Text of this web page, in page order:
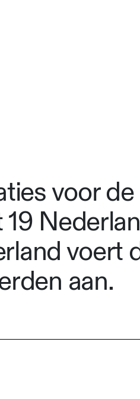
voor
voert
aan.